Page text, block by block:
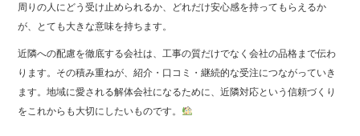
周りの人にどう受け止められるか、どれだけ安心感を持ってもらえるか
が、とても大きな意味を持ちます。
近隣への配慮を徹底する会社は、工事の質だけでなく会社の品格まで伝わ
ります。その積み重ねが、紹介・口コミ・継続的な受注につながっていき
ます。地域に愛される解体会社になるために、近隣対応という信頼づくり
をこれからも大切にしたいものです。